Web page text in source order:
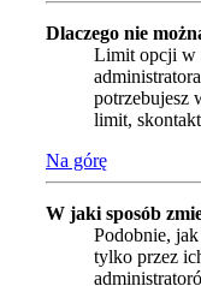
Dlaczego nie
Limit opcji w
potrzebujesz
limit,
Na górę
W jaki sposób
Podobnie,
tylko przez